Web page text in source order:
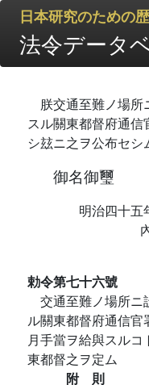
日本研究のための
法令データ
朕交通至難ノ場所
スル關東都督府通
シ玆ニ之ヲ公布セシ
御名御璽
明治四十五
勅令第七十六號
交通至難ノ場所ニ
ル關東都督府通信官
月手當ヲ給與スル
東都督之ヲ定ム
附 則